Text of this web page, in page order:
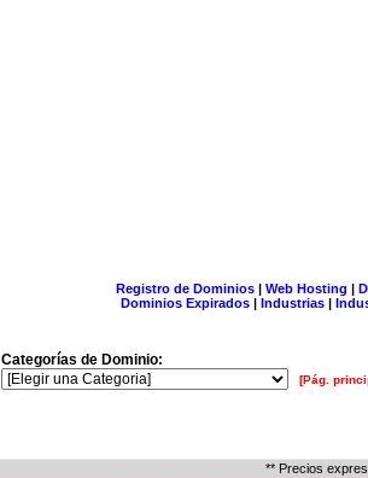
Registro de Dominios| Web Hosting |
Dominios Expirados | Industrias |
Categorías de Dominio:
[Pág.
** Precios